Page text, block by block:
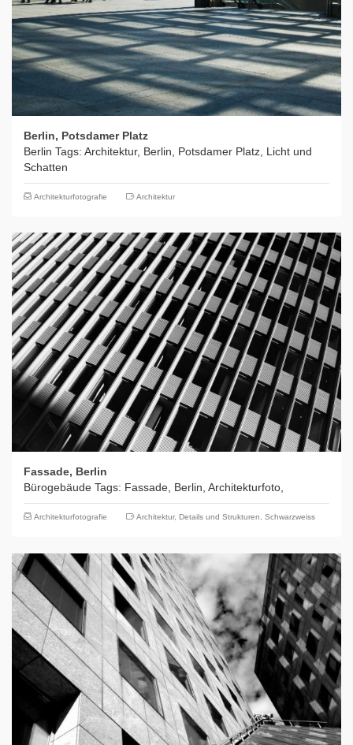
Berlin, Potsdamer Platz
Berlin Tags: Architektur, Berlin, Potsdamer Platz, Licht und
Schatten
Architekturfotografie Architektur
Fassade, Berlin
Bürogebäude Tags: Fassade, Berlin, Architekturfoto,
Architekturfotografie Architektur, Details und Strukturen, Schwarzweiss